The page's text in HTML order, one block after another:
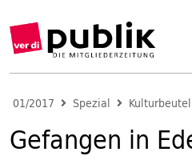
01/2017 Spezial Kulturbeutel
Gefangen in